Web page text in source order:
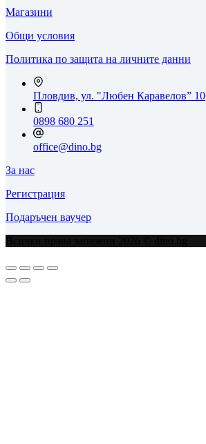
Магазини
Общи условия
Политика по защита на личните данни
Пловдив, ул. "Любен Каравелов” 10
0898 680 251
office@dino.bg
За нас
Регистрация
Подаръчен ваучер